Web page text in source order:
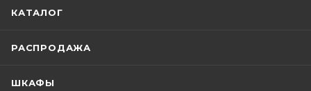
КАТАЛОГ
РАСПРОДАЖА
ШКАФЫ